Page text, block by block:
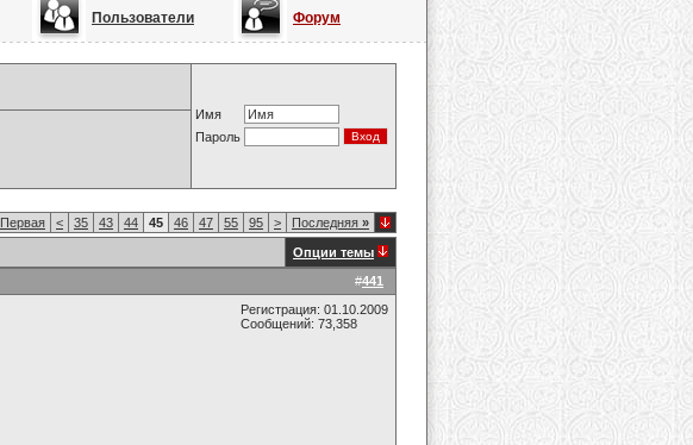
Пользователи Форум
Имя
Пароль
Первая < 35 43 44 45 46 47 55 95 > Последняя »
Опции темы
#441
Регистрация: 01.10.2009
Сообщений: 73,358